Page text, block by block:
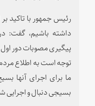
رئیس جمهور با تاکید بر
داشته باشیم، گفت:
پیگیری مصوبات دور
توجه است به اطلاع
ما برای اجرای آنها
بسیجی دنبال و اجرایی